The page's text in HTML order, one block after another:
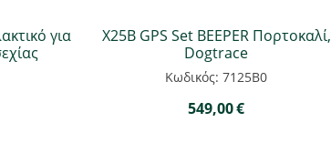
για
Χ25B GPS Set BEEPER Πορτοκαλί,
Dogtrace
Κωδικός: 7125B0
549,00€